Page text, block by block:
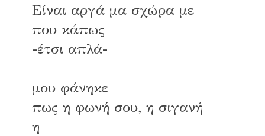
Είναι αργά μα σχώρα με
που κάπως
-έτσι απλά-
μου φάνηκε
πως η φωνή σου, η σιγανή
η